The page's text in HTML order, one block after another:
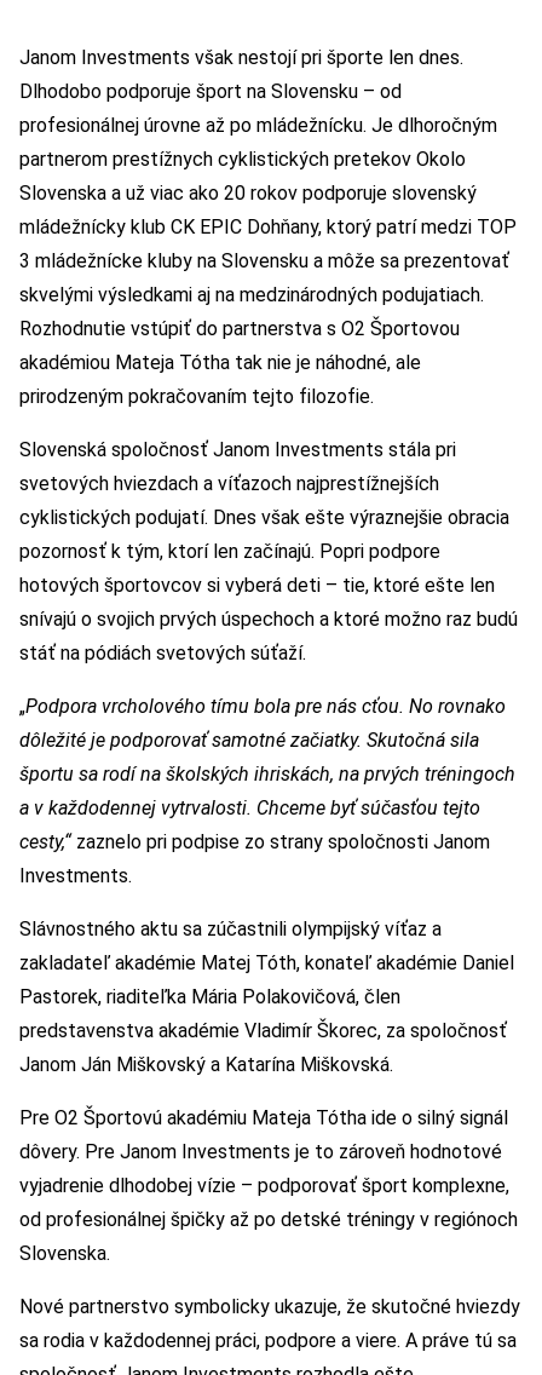
Janom Investments však nestojí pri športe len dnes.
Dlhodobo podporuje šport na Slovensku – od
profesionálnej úrovne až po mládežnícku. Je dlhoročným
partnerom prestížnych cyklistických pretekov Okolo
Slovenska a už viac ako 20 rokov podporuje slovenský
mládežnícky klub CK EPIC Dohňany, ktorý patrí medzi TOP
3 mládežnícke kluby na Slovensku a môže sa prezentovať
skvelými výsledkami aj na medzinárodných podujatiach.
Rozhodnutie vstúpiť do partnerstva s O2 Športovou
akadémiou Mateja Tótha tak nie je náhodné, ale
prirodzeným pokračovaním tejto filozofie.
Slovenská spoločnosť Janom Investments stála pri
svetových hviezdach a víťazoch najprestížnejších
cyklistických podujatí. Dnes však ešte výraznejšie obracia
pozornosť k tým, ktorí len začínajú. Popri podpore
hotových športovcov si vyberá deti – tie, ktoré ešte len
snívajú o svojich prvých úspechoch a ktoré možno raz budú
stáť na pódiách svetových súťaží.
„Podpora vrcholového tímu bola pre nás cťou. No rovnako
dôležité je podporovať samotné začiatky. Skutočná sila
športu sa rodí na školských ihriskách, na prvých tréningoch
a v každodennej vytrvalosti. Chceme byť súčasťou tejto
cesty,“ zaznelo pri podpise zo strany spoločnosti Janom
Investments.
Slávnostného aktu sa zúčastnili olympijský víťaz a
zakladateľ akadémie Matej Tóth, konateľ akadémie Daniel
Pastorek, riaditeľka Mária Polakovičová, člen
predstavenstva akadémie Vladimír Škorec, za spoločnosť
Janom Ján Miškovský a Katarína Miškovská.
Pre O2 Športovú akadémiu Mateja Tótha ide o silný signál
dôvery. Pre Janom Investments je to zároveň hodnotové
vyjadrenie dlhodobej vízie – podporovať šport komplexne,
od profesionálnej špičky až po detské tréningy v regiónoch
Slovenska.
Nové partnerstvo symbolicky ukazuje, že skutočné hviezdy
sa rodia v každodennej práci, podpore a viere. A práve tú sa